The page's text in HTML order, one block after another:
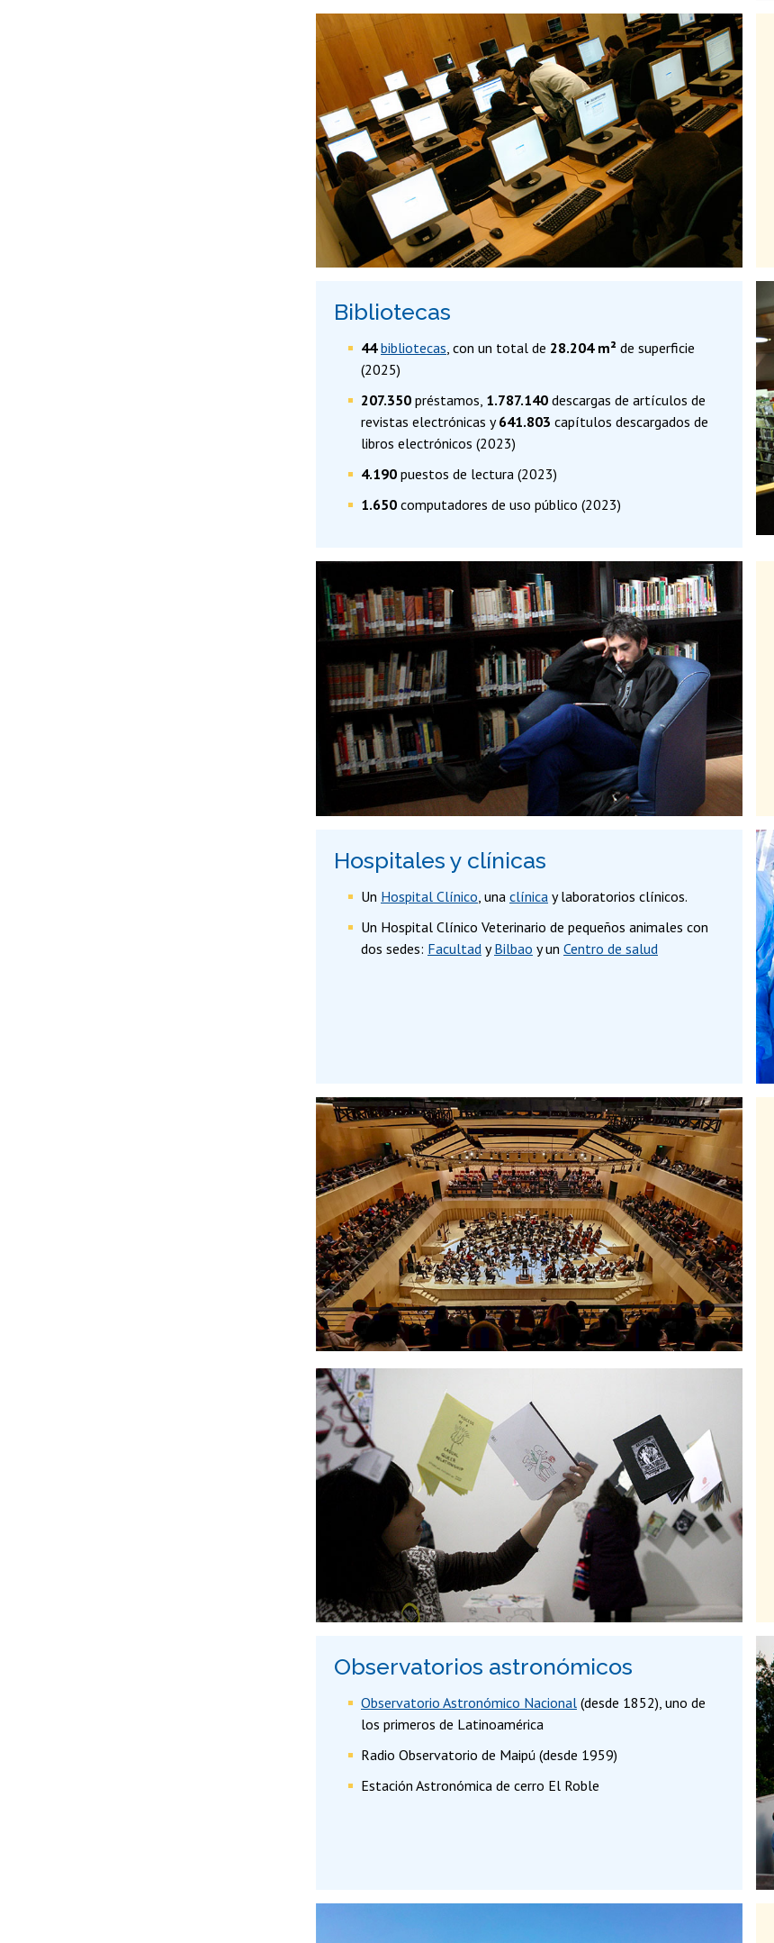
Bibliotecas
44 bibliotecas, con un total de 28.204 m² de superficie
(2025)
207.350 préstamos, 1.787.140 descargas de artículos de
revistas electrónicas y641.803 capítulos descargados de
libros electrónicos (2023)
4.190 puestos de lectura (2023)
1.650 computadores de uso público (2023)
Hospitales y clínicas
Un Hospital Clínico , una clínica y laboratorios clínicos.
Un Hospital Clínico Veterinario de pequeños animales con
dos sedes: Facultad yBilbao y un Centro de salud
Observatorios astronómicos
Observatorio Astronómico Nacional (desde 1852), uno de
los primeros de Latinoamérica
Radio Observatorio de Maipú (desde 1959)
Estación Astronómica de cerro El Roble